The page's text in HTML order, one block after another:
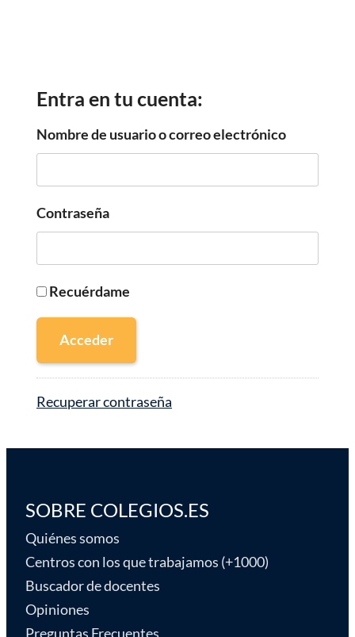
Entra en tu cuenta:
Nombre de usuario o correo electrónico
Contraseña
Recuérdame
Acceder
Recuperar contraseña
SOBRE COLEGIOS.ES
Quiénes somos
Centros con los que trabajamos (+1000)
Buscador de docentes
Opiniones
Preguntas Frecuentes